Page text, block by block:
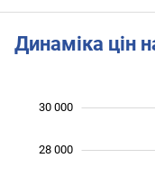
Динаміка цін
28 000
30 000